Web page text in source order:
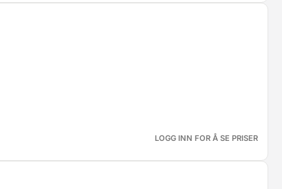
LOGG INN FOR Å SE PRISER